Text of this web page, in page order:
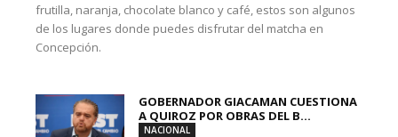
frutilla, naranja, chocolate blanco y café, estos son algunos
de los lugares donde puedes disfrutar del matcha en
Concepción.
GOBERNADOR GIACAMAN CUESTIONA
A QUIROZ POR OBRAS DEL B...
NACIONAL